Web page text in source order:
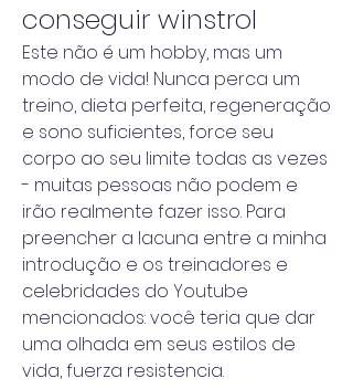
conseguir winstrol
Este não é um hobby, mas um
modo de vida! Nunca perca um
treino, dieta perfeita, regeneração
e sono suficientes, force seu
corpo ao seu limite todas as vezes
- muitas pessoas não podem e
irão realmente fazer isso. Para
preencher a lacuna entre a minha
introdução e os treinadores e
celebridades do Youtube
mencionados: você teria que dar
uma olhada em seus estilos de
vida, fuerza resistencia.